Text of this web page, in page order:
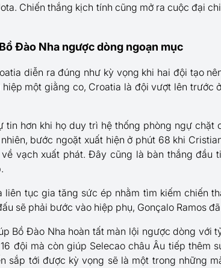
Chiến thắng kịch tính cũng mở ra cuộc đại
Đào Nha ngược dòng ngoạn mục
diễn ra đúng như kỳ vọng khi hai đội tạo
một giằng co, Croatia là đội vượt lên trước
tin hơn khi họ duy trì hệ thống phòng ngự chặt
bước ngoặt xuất hiện ở phút 68 khi
vạch xuất phát. Đây cũng là bàn thắng đầu
liên tục gia tăng sức ép nhằm tìm kiếm chiến
sẽ phải bước vào hiệp phụ, Gonçalo Ramos
Bồ Đào Nha hoàn tất màn lội ngược dòng với
đội mà còn giúp Selecao châu Âu tiếp thêm
sắp tới được kỳ vọng sẽ là một trong những